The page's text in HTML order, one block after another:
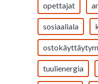
opettajat
sosiaaliala
tuulienergia